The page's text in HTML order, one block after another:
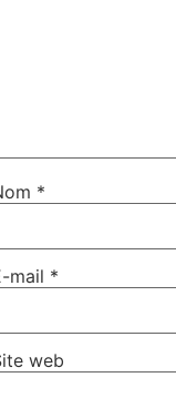
*
mail *
web